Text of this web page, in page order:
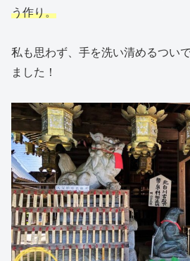
う作り。
私も思わず、手を洗い清めるつい
ました！